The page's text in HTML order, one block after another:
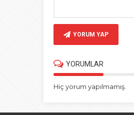
YORUM YAP
YORUMLAR
Hiç yorum yapılmamış.